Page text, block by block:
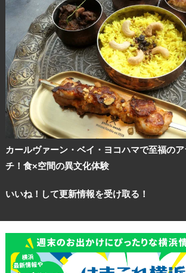
カールヴァーン・ベイ・ヨコハマで至福の
チ！食×空間の異文化体験
いいね！して更新情報を受け取る！
ランキング
ブログ記事
サイトについて